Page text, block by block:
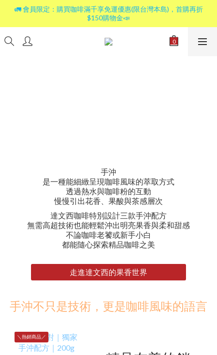
🚛 會員限定：購買咖啡滿千享免運優惠(限台灣本島)，首購再折
$150購物金📣
手沖
是一種能細緻呈現咖啡風味的萃取方式
透過熱水與咖啡粉的互動
慢慢引出花香、果酸與茶感層次
達文西咖啡特別設計三款手沖配方
無需高超技術也能輕鬆沖出明亮果香與柔和甜感
不論咖啡老饕或新手小白
都能隨心探索精品咖啡之美
走進達文西的果香世界
手沖不只是技術，更是咖啡風味的語言
＼熱銷商品／